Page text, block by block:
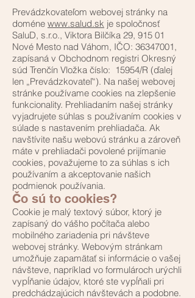
Prevádzkovateľom webovej stránky na
doméne www.salud.sk je spoločnosť
SaluD, s.r.o., Viktora Bilčíka 29, 915 01
Nové Mesto nad Váhom, IČO: 36347001,
zapísaná v Obchodnom registri Okresný
súd Trenčín Vložka číslo: 15954/R (ďalej
len „Prevádzkovateľ“). Na našej webovej
stránke používame cookies na zlepšenie
funkcionality. Prehliadaním našej stránky
vyjadrujete súhlas s používaním cookies v
súlade s nastavením prehliadača. Ak
navštívite našu webovú stránku a zároveň
máte v prehliadači povolené prijímanie
cookies, považujeme to za súhlas s ich
používaním a akceptovanie našich
podmienok používania.
Čo sú to cookies?
Cookie je malý textový súbor, ktorý je
zapísaný do vášho počítača alebo
mobilného zariadenia pri návšteve
webovej stránky. Webovým stránkam
umožňuje zapamätať si informácie o vašej
návšteve, napríklad vo formulároch urýchli
vypĺňanie údajov, ktoré ste vypĺňali pri
predchádzajúcich návštevách a podobne.